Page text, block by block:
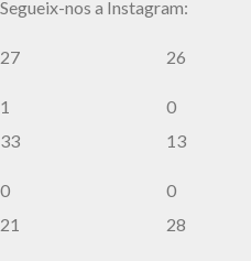
Segueix-nos a Instagram:
27
1
26
0
33
0
13
0
21
28